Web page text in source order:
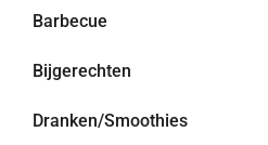
Barbecue
Bijgerechten
Dranken/Smoothies